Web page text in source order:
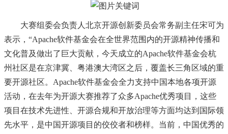
大赛组委会负责人北京开源创新委员会常务副主任宋可为
表示， “Apache软件基金会在全世界范围内的开源精神传播和
文化普及做出了巨大贡献，今天成立的Apache软件基金会杭
州社区是在京津冀、粤港澳大湾区之后，覆盖长三角区域的重
要开源社区。Apache软件基金会全力支持中国本地各项开源
活动，在去年为开源大赛推荐了众多Apache优秀项目，这些
项目在技术先进性、开源合规和开放治理等方面均达到国际领
先水平，是中国开源项目的佼佼者和榜样。当前，中国优秀的